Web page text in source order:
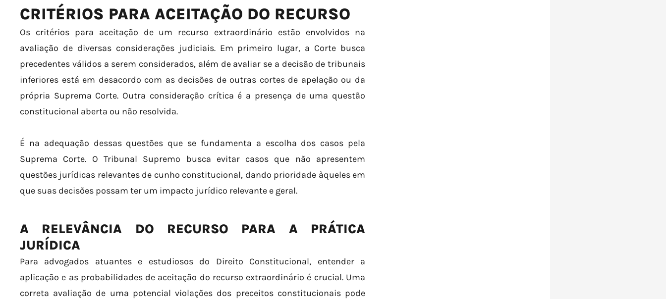
CRITÉRIOS PARA ACEITAÇÃO DO RECURSO
Os critérios para aceitação de um recurso extraordinário estão envolvidos na
avaliação de diversas considerações judiciais. Em primeiro lugar, a Corte busca
precedentes válidos a serem considerados, além de avaliar se a decisão de tribunais
inferiores está em desacordo com as decisões de outras cortes de apelação ou da
própria Suprema Corte. Outra consideração crítica é a presença de uma questão
constitucional aberta ou não resolvida.
É na adequação dessas questões que se fundamenta a escolha dos casos pela
Suprema Corte. O Tribunal Supremo busca evitar casos que não apresentem
questões jurídicas relevantes de cunho constitucional, dando prioridade àqueles em
que suas decisões possam ter um impacto jurídico relevante e geral.
A RELEVÂNCIA DO RECURSO PARA A PRÁTICA
JURÍDICA
Para advogados atuantes e estudiosos do Direito Constitucional, entender a
aplicação e as probabilidades de aceitação do recurso extraordinário é crucial. Uma
correta avaliação de uma potencial violações dos preceitos constitucionais pode